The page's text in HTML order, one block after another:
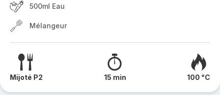
500ml Eau
Mélangeur
Mijoté P2 15 min 100 °C